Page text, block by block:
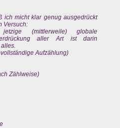
ich micht klar genug ausgedrückt
Versuch:
(mittlerweile) globale
aller Art ist darin
Aufzählung)
Zählweise)